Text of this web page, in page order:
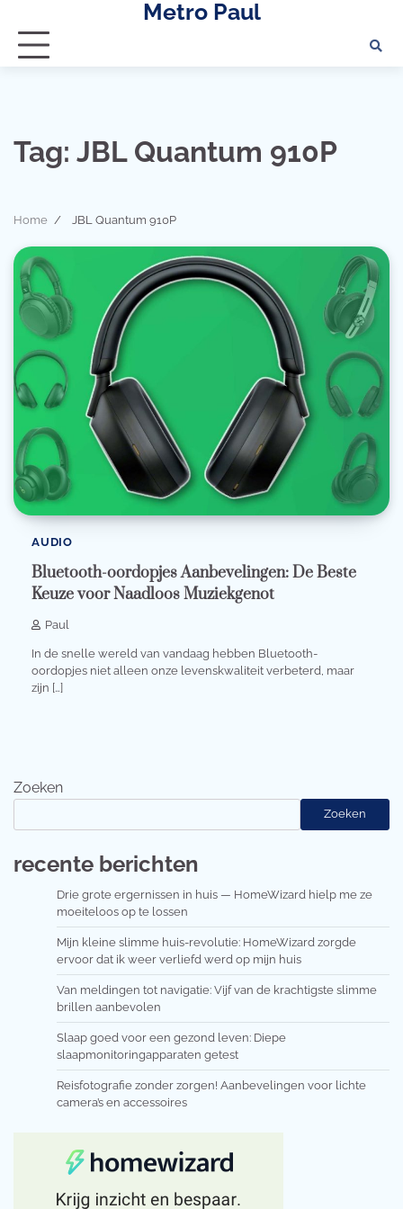
content
Metro Paul
Tag: JBL Quantum 910P
Home JBL Quantum 910P
AUDIO
Bluetooth-oordopjes Aanbevelingen: De Beste
Keuze voor Naadloos Muziekgenot
Paul
In de snelle wereld van vandaag hebben Bluetooth-
oordopjes niet alleen onze levenskwaliteit verbeterd, maar
zijn […]
Zoeken
Zoeken
recente berichten
Drie grote ergernissen in huis — HomeWizard hielp me ze
moeiteloos op te lossen
Mijn kleine slimme huis-revolutie: HomeWizard zorgde
ervoor dat ik weer verliefd werd op mijn huis
Van meldingen tot navigatie: Vijf van de krachtigste slimme
brillen aanbevolen
Slaap goed voor een gezond leven: Diepe
slaapmonitoringapparaten getest
Reisfotografie zonder zorgen! Aanbevelingen voor lichte
camera’s en accessoires